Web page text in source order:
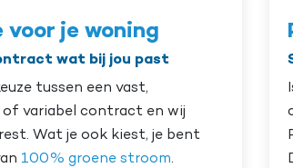
voor je woning
wat bij jou past
tussen een vast,
of variabel contract en wij
Wat je ook kiest, je bent
100% groene stroom.